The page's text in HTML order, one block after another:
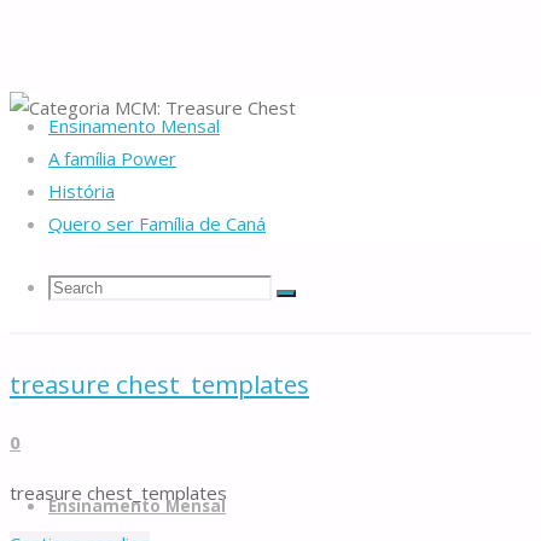
Ensinamento Mensal
A família Power
História
Quero ser Família de Caná
Search
Search
for:
Search
Famílias
de
Caná
to
Ensinamento Mensal
Home
Multimédia
Categoria MCM:
Treasure Chest
treasure chest_templates
0
treasure chest_templates